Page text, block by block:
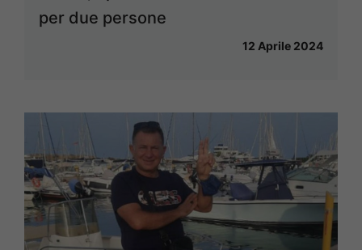
per due persone
12 Aprile 2024